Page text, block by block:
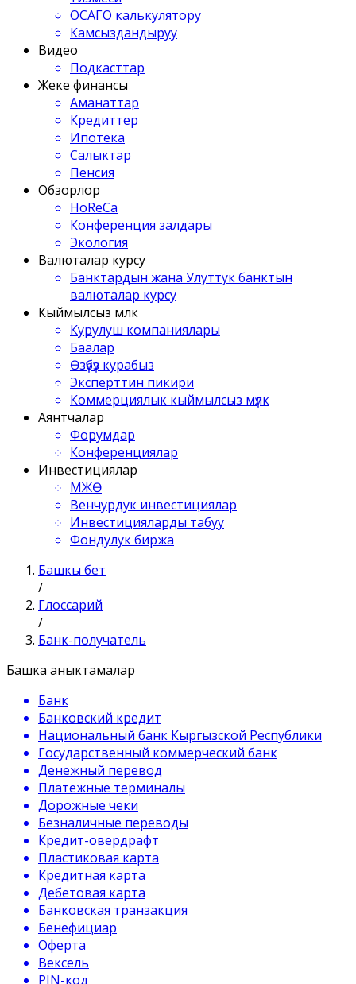
ОСАГО калькулятору
Камсыздандыруу
Видео
Подкасттар
Жеке финансы
Аманаттар
Кредиттер
Ипотека
Салыктар
Пенсия
Обзорлор
HoReCa
Конференция залдары
Экология
Валюталар курсу
Банктардын жана Улуттук банктын
валюталар курсу
Кыймылсыз мүлк
Курулуш компаниялары
Баалар
Өзүбүз курабыз
Эксперттин пикири
Коммерциялык кыймылсыз мүлк
Аянтчалар
Форумдар
Конференциялар
Инвестициялар
МЖӨ
Венчурдук инвестициялар
Инвестицияларды табуу
Фондулук биржа
Башкы бет
/
Глоссарий
/
Банк-получатель
Башка аныктамалар
Банк
Банковский кредит
Национальный банк Кыргызской Республики
Государственный коммерческий банк
Денежный перевод
Платежные терминалы
Дорожные чеки
Безналичные переводы
Кредит-овердрафт
Пластиковая карта
Кредитная карта
Дебетовая карта
Банковская транзакция
Бенефициар
Оферта
Вексель
PIN-код